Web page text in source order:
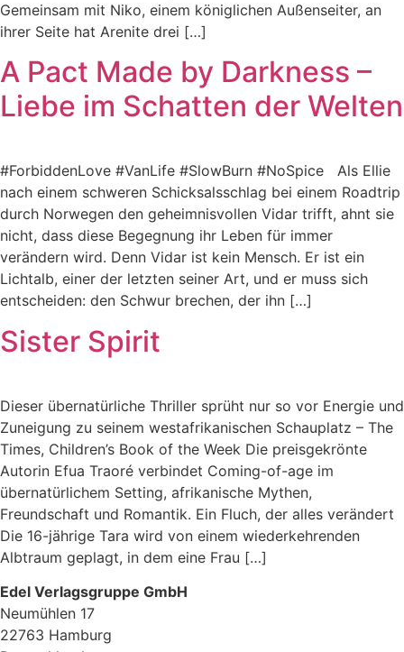
Gemeinsam mit Niko, einem königlichen Außenseiter, an
ihrer Seite hat Arenite drei […]
A Pact Made by Darkness –
Liebe im Schatten der Welten
#ForbiddenLove #VanLife #SlowBurn #NoSpice Als Ellie
nach einem schweren Schicksalsschlag bei einem Roadtrip
durch Norwegen den geheimnisvollen Vidar trifft, ahnt sie
nicht, dass diese Begegnung ihr Leben für immer
verändern wird. Denn Vidar ist kein Mensch. Er ist ein
Lichtalb, einer der letzten seiner Art, und er muss sich
entscheiden: den Schwur brechen, der ihn […]
Sister Spirit
Dieser übernatürliche Thriller sprüht nur so vor Energie und
Zuneigung zu seinem westafrikanischen Schauplatz – The
Times, Children’s Book of the Week Die preisgekrönte
Autorin Efua Traoré verbindet Coming-of-age im
übernatürlichem Setting, afrikanische Mythen,
Freundschaft und Romantik. Ein Fluch, der alles verändert
Die 16-jährige Tara wird von einem wiederkehrenden
Albtraum geplagt, in dem eine Frau […]
Edel Verlagsgruppe GmbH
Neumühlen 17
22763 Hamburg